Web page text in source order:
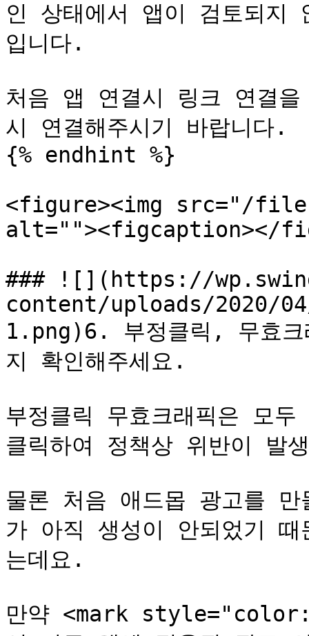
인 상태에서 앱이 검토되지
입니다.
처음 앱 연결시 링크 연결
시 연결해주시기 바랍니다.
{% endhint %}
<figure><img src="/files/
alt=""><figcaption></
### ![](https://
content/uploads/2020/04/
1.png)6. 부정클릭, 무효크
지 확인해주세요.
부정클릭 무효크래픽은 모
클릭하여 정책상 위반이 발
물론 처음 애드몹 광고를
가 아직 생성이 안되었기
는데요.
만약 <mark